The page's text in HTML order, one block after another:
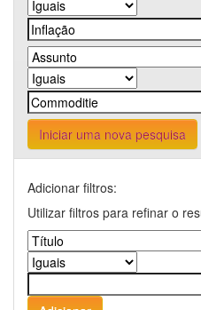
Iniciar uma nova pesquisa
Adicionar filtros:
Utilizar filtros para refinar o